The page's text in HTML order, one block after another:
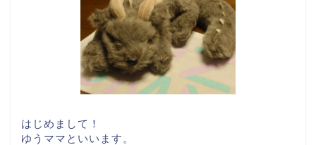
はじめまして！
ゆうママといいます。